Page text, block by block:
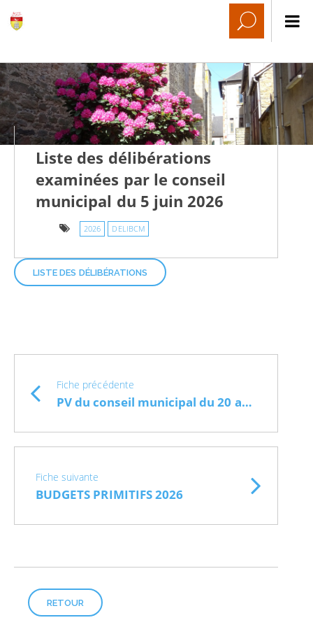
Liste des délibérations
examinées par le conseil
municipal du 5 juin 2026
2026 DELIBCM
LISTE DES DÉLIBÉRATIONS
Fiche précédente
PV du conseil municipal du 20 avril 2026
Fiche suivante
BUDGETS PRIMITIFS 2026
RETOUR